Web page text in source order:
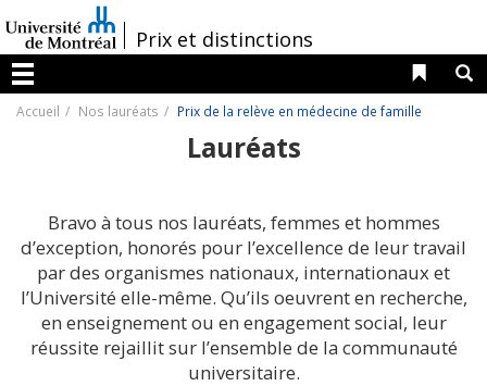
au
contenu
/Prix et distinctions
Menu
Liens
Accueil Nos lauréats Prix de la relève en médecine de famille
Lauréats
Bravo à tous nos lauréats, femmes et hommes
d’exception, honorés pour l’excellence de leur travail
par des organismes nationaux, internationaux et
l’Université elle-même. Qu’ils oeuvrent en recherche,
en enseignement ou en engagement social, leur
réussite rejaillit sur l’ensemble de la communauté
universitaire.